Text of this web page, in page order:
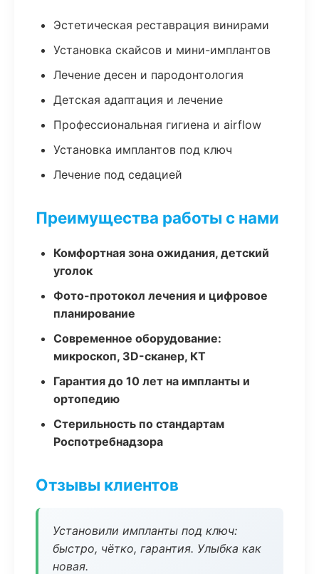
Эстетическая реставрация винирами
Установка скайсов и мини-имплантов
Лечение десен и пародонтология
Детская адаптация и лечение
Профессиональная гигиена и airflow
Установка имплантов под ключ
Лечение под седацией
Преимущества работы с нами
Комфортная зона ожидания, детский
уголок
Фото-протокол лечения и цифровое
планирование
Современное оборудование:
микроскоп, 3D-сканер, КТ
Гарантия до 10 лет на импланты и
ортопедию
Стерильность по стандартам
Роспотребнадзора
Отзывы клиентов
Установили импланты под ключ:
быстро, чётко, гарантия. Улыбка как
новая.